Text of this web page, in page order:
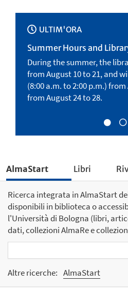
ULTIM'ORA
Summer Hours and
During the summer, the
from August 10 to 21, and
(8:00 a.m. to 2:00 p.m.)
from August 24 to 28.
AlmaStart Libri
Ricerca integrata in AlmaStart
disponibili in biblioteca o
l'Università di Bologna (libri,
dati, collezioni AlmaRe e
Altre ricerche: AlmaStart